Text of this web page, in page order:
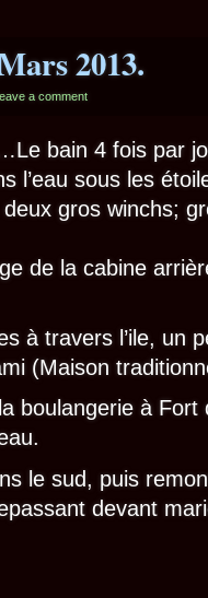
2013.
a comment
bain 4 fois par
l’eau sous les
gros winchs;
de la cabine
à travers l’ile, un
(Maison
boulangerie à Fort
le sud, puis
devant